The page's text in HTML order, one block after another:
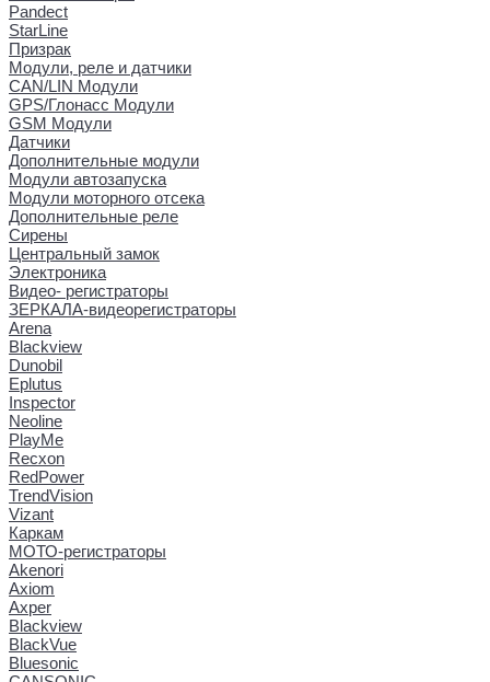
Pandect
StarLine
Призрак
Модули, реле и датчики
CAN/LIN Модули
GPS/Глонасс Модули
GSM Модули
Датчики
Дополнительные модули
Модули автозапуска
Модули моторного отсека
Дополнительные реле
Сирены
Центральный замок
Электроника
Видео- регистраторы
ЗЕРКАЛА-видеорегистраторы
Arena
Blackview
Dunobil
Eplutus
Inspector
Neoline
PlayMe
Recxon
RedPower
TrendVision
Vizant
Каркам
МОТО-регистраторы
Akenori
Axiom
Axper
Blackview
BlackVue
Bluesonic